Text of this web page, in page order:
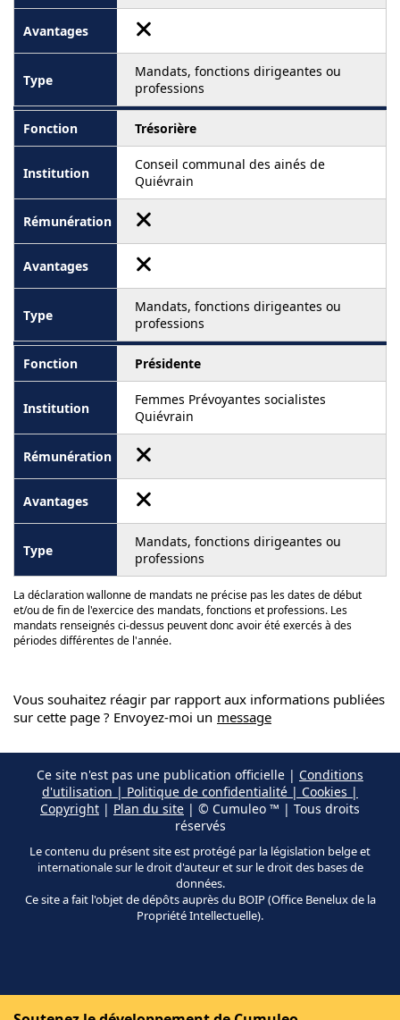
Mandats, fonctions dirigeantes ou
professions
Trésorière
Conseil communal des ainés de
Quiévrain
Mandats, fonctions dirigeantes ou
professions
Présidente
Femmes Prévoyantes socialistes
Quiévrain
Mandats, fonctions dirigeantes ou
professions
La déclaration wallonne de mandats ne précise pas les dates de début
et/ou de fin de l'exercice des mandats, fonctions et professions. Les
mandats renseignés ci-dessus peuvent donc avoir été exercés à des
périodes différentes de l'année.
Vous souhaitez réagir par rapport aux informations publiées
sur cette page ? Envoyez-moi un message
Ce site n'est pas une publication officielle | Conditions
d'utilisation | Politique de confidentialité | Cookies |
Copyright | Plan du site | © Cumuleo ™ | Tous droits
réservés
Le contenu du présent site est protégé par la législation belge et
internationale sur le droit d'auteur et sur le droit des bases de
données.
Ce site a fait l'objet de dépôts auprès du BOIP (Office Benelux de la
Propriété Intellectuelle).